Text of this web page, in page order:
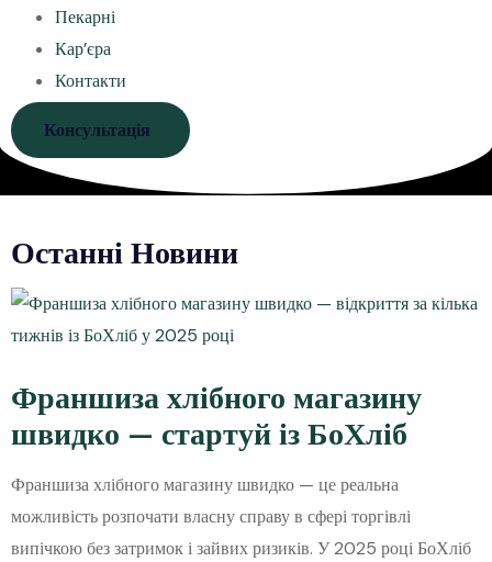
Пекарні
Кар’єра
Контакти
Консультація
Останні Новини
Франшиза хлібного магазину
швидко — стартуй із БоХліб
Франшиза хлібного магазину швидко — це реальна
можливість розпочати власну справу в сфері торгівлі
випічкою без затримок і зайвих ризиків. У 2025 році БоХліб